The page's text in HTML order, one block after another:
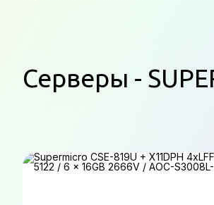
Серверы -